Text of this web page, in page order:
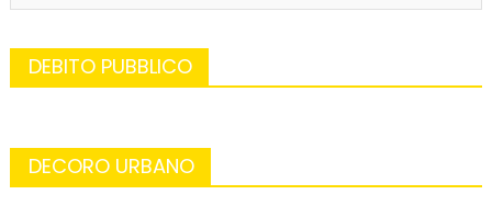
DEBITO PUBBLICO
DECORO URBANO